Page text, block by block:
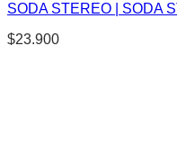
SODA STEREO | SODA
$23.900